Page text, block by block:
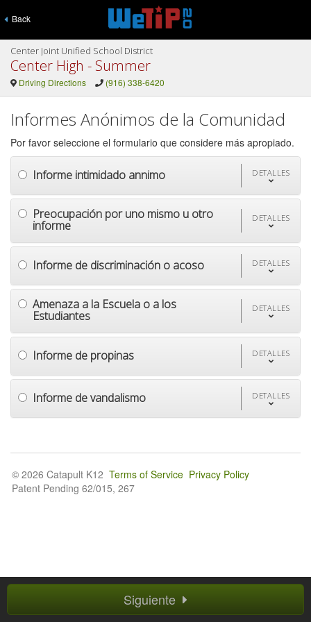
Back
Center Joint Unified School District
Center High - Summer
Driving Directions (916) 338-6420
Informes Anónimos de la Comunidad
Por favor seleccione el formulario que considere más apropiado.
Informe intimidado annimo DETALLES
Preocupación por uno mismo u otro
informe
DETALLES
Informe de discriminación o acoso DETALLES
Amenaza a la Escuela o a los
Estudiantes
DETALLES
Informe de propinas DETALLES
Informe de vandalismo DETALLES
Siguiente
© 2026 Catapult K12 Terms of Service Privacy Policy
Patent Pending 62/015, 267